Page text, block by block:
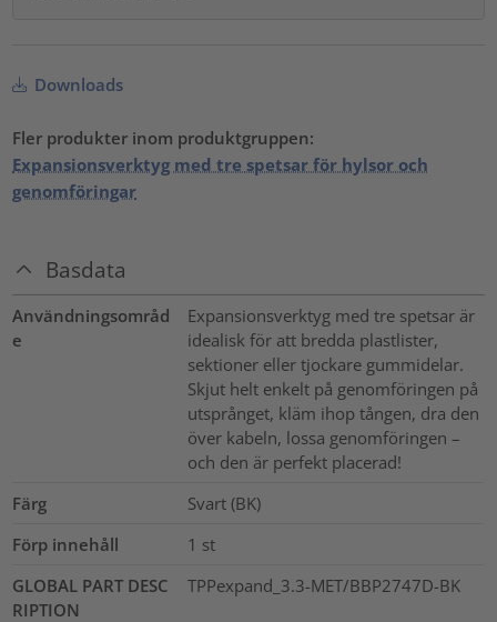
Downloads
Fler produkter inom produktgruppen:
Expansionsverktyg med tre spetsar för hylsor och
genomföringar
Basdata
Användningsområd
e
Expansionsverktyg med tre spetsar är
idealisk för att bredda plastlister,
sektioner eller tjockare gummidelar.
Skjut helt enkelt på genomföringen på
utsprånget, kläm ihop tången, dra den
över kabeln, lossa genomföringen –
och den är perfekt placerad!
Färg
Svart (BK)
Förp innehåll
1 st
GLOBAL PART DESC
RIPTION
TPPexpand_3.3-MET/BBP2747D-BK